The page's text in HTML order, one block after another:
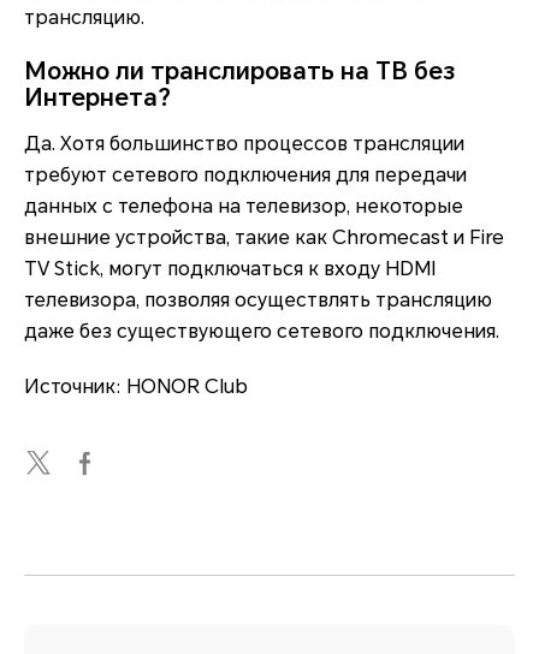
трансляцию.
Можно ли транслировать на ТВ без
Интернета?
Да. Хотя большинство процессов трансляции
требуют сетевого подключения для передачи
данных с телефона на телевизор, некоторые
внешние устройства, такие как Chromecast и Fire
TV Stick, могут подключаться к входу HDMI
телевизора, позволяя осуществлять трансляцию
даже без существующего сетевого подключения.
Источник: HONOR Club